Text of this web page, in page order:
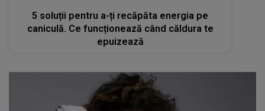
5 soluții pentru a-ți recăpăta energia pe
caniculă. Ce funcționează când căldura te
epuizează